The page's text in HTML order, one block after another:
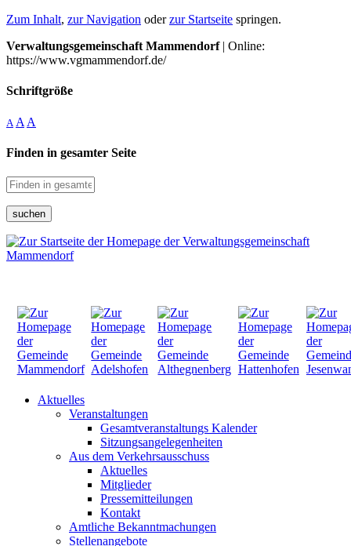
Zum Inhalt, zur Navigation oderzur Startseite springen.
Verwaltungsgemeinschaft Mammendorf| Online:
https://www.vgmammendorf.de/
Schriftgröße
A A A
Finden in gesamter Seite
suchen
Aktuelles
Veranstaltungen
Gesamtveranstaltungs Kalender
Sitzungsangelegenheiten
Aus dem Verkehrsausschuss
Aktuelles
Mitglieder
Pressemitteilungen
Kontakt
Amtliche Bekanntmachungen
Stellenangebote